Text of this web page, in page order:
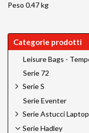
Peso 0.47 kg
Categorie prodotti
Leisure Bags -
Serie 72
Serie S
Serie Eventer
Serie Astucci
Serie Hadley